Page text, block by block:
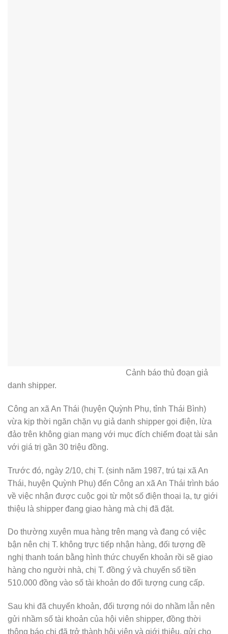
Cảnh báo thủ đoạn giả
danh shipper.
Công an xã An Thái (huyện Quỳnh Phụ, tỉnh Thái Bình)
vừa kịp thời ngăn chặn vụ giả danh shipper gọi điện, lừa
đảo trên không gian mạng với mục đích chiếm đoạt tài sản
với giá trị gần 30 triệu đồng.
Trước đó, ngày 2/10, chị T. (sinh năm 1987, trú tại xã An
Thái, huyện Quỳnh Phụ) đến Công an xã An Thái trình báo
về việc nhận được cuộc gọi từ một số điện thoại lạ, tự giới
thiệu là shipper đang giao hàng mà chị đã đặt.
Do thường xuyên mua hàng trên mạng và đang có việc
bận nên chị T. không trực tiếp nhận hàng, đối tượng đề
nghị thanh toán bằng hình thức chuyển khoản rồi sẽ giao
hàng cho người nhà, chị T. đồng ý và chuyển số tiền
510.000 đồng vào số tài khoản do đối tượng cung cấp.
Sau khi đã chuyển khoản, đối tượng nói do nhầm lẫn nên
gửi nhầm số tài khoản của hội viên shipper, đồng thời
thông báo chị đã trở thành hội viên và giới thiệu, gửi cho